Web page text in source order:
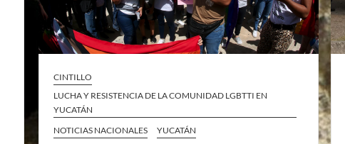
CINTILLO
LUCHA Y RESISTENCIA DE LA COMUNIDAD LGBTTI EN
YUCATÁN
NOTICIAS NACIONALES
YUCATÁN